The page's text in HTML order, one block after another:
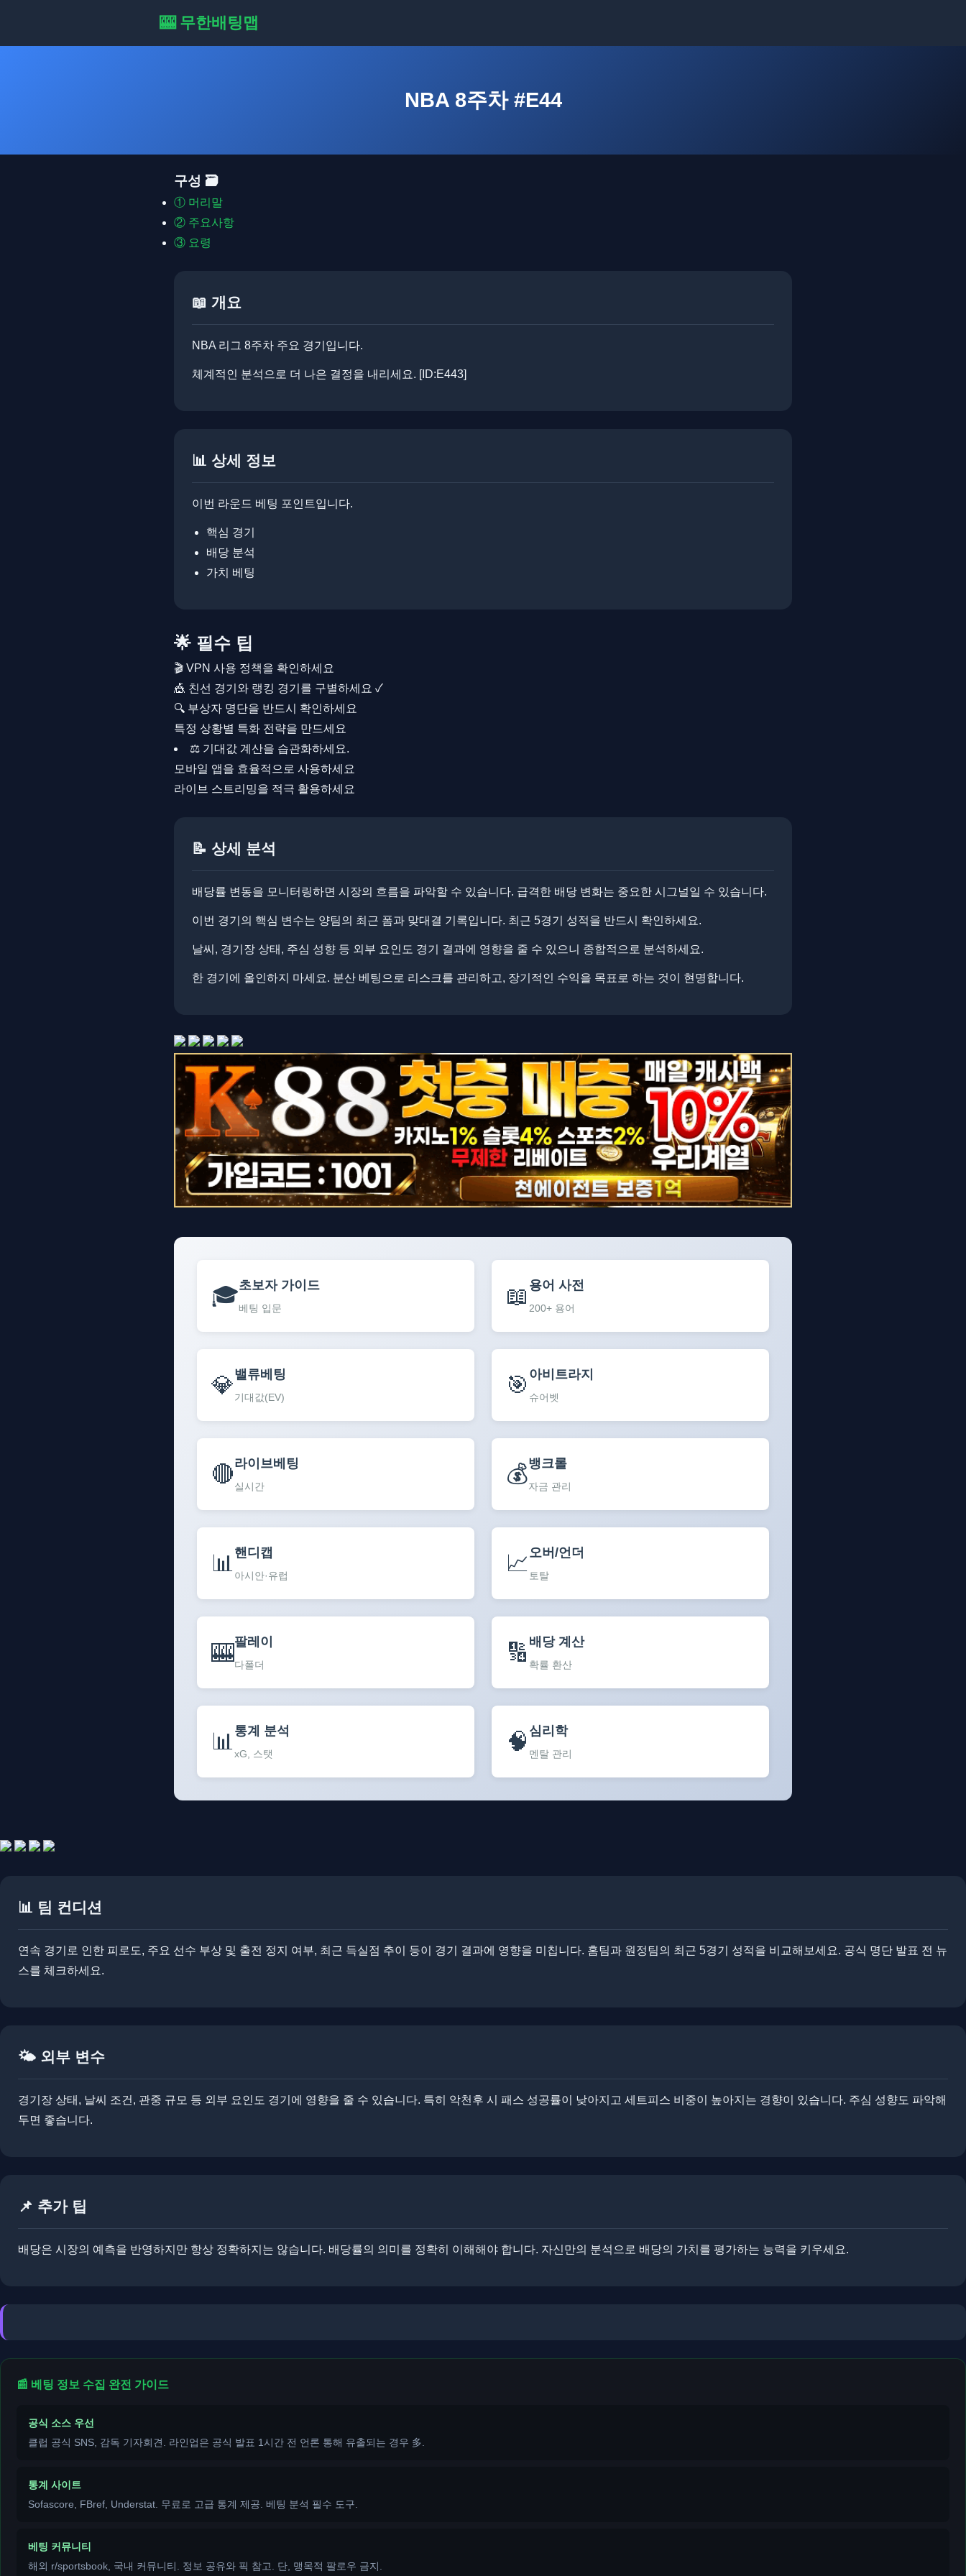
🎰 무한배팅맵
NBA 8주차 #E44
구성 🗃️
① 머리말
② 주요사항
③ 요령
📖 개요
NBA 리그 8주차 주요 경기입니다.
체계적인 분석으로 더 나은 결정을 내리세요. ​​[ID:E443]
📊 상세 정보
이번 라운드 베팅 포인트입니다.
핵심 경기
배당 분석
가치 베팅
🌟 필수 팁
🎬 VPN 사용 정책을 확인하세요
🎪 친선 경기와 랭킹 경기를 구별하세요 ✓
🔍 부상자 명단을 반드시 확인하세요
특정 상황별 특화 전략을 만드세요
⚖️ 기대값 계산을 습관화하세요.
모바일 앱을 효율적으로 사용하세요
라이브 스트리밍을 적극 활용하세요
📝 상세 분석
배당률 변동을 모니터링하면 시장의 흐름을 파악할 수 있습니다. ​급격한 배당 변화는 중요한 시그널일 수 있습니다.
이번 경기의 핵심 변수는 양팀의 최근 폼과 맞대결 기록입니다. 최근 5경기 성적을 반드시 확인하세요.
날씨, 경기장 상태, 주심 성향 등 외부 요인도 경기 결과에 영향을 줄 수 있으니 종합적으로 분석하세요.
한 경기에 올인하지 마세요. 분산 베팅으로 리스크를 관리하고, 장기적인 수익을 목표로 하는 것이 현명합니다.
🎓초보자 가이드
베팅 입문 📖 용어 사전
200+ 용어
💎밸류베팅
기대값(EV) 🎯 아비트라지
슈어벳
🔴라이브베팅
실시간 💰뱅크롤
자금 관리
📊 핸디캡
아시안·유럽 📈 오버/언더
토탈
🎰팔레이
다폴더 🔢 배당 계산
확률 환산
📊 통계 분석
xG, 스탯 🧠 심리학
멘탈 관리
📊 팀 컨디션
​​연속 경기로 인한 피로도, 주요 선수 부상 및 출전 정지 여부, 최근 득실점 추이 등이 경기 결과에 영향을 미칩니다. 홈팀과 원정팀의 최근 5경기 성적을 비교해보세요. ​​공식 명단 발표 전 뉴
스를 체크하세요.
🌤️ 외부 변수
경기장 상태, 날씨 조건, 관중 규모 등 외부 요인도 경기에 영향을 줄 수 있습니다. ​​특히 악천후 시 패스 성공률이 낮아지고 세트피스 비중이 높아지는 경향이 있습니다. ​​주심 성향도 파악해
두면 좋습니다.
📌 추가 팁
​배당은 시장의 예측을 반영하지만 항상 정확하지는 않습니다. 배당률의 의미를 정확히 이해해야 합니다. ​자신만의 분석으로 배당의 가치를 평가하는 능력을 키우세요.
📰 베팅 정보 수집 완전 가이드
공식 소스 우선
클럽 공식 SNS, 감독 기자회견. 라인업은 공식 발표 1시간 전 언론 통해 유출되는 경우 多.
통계 사이트
Sofascore, FBref, Understat. 무료로 고급 통계 제공. 베팅 분석 필수 도구.
베팅 커뮤니티
해외 r/sportsbook, 국내 커뮤니티. 정보 공유와 픽 참고. 단, 맹목적 팔로우 금지.